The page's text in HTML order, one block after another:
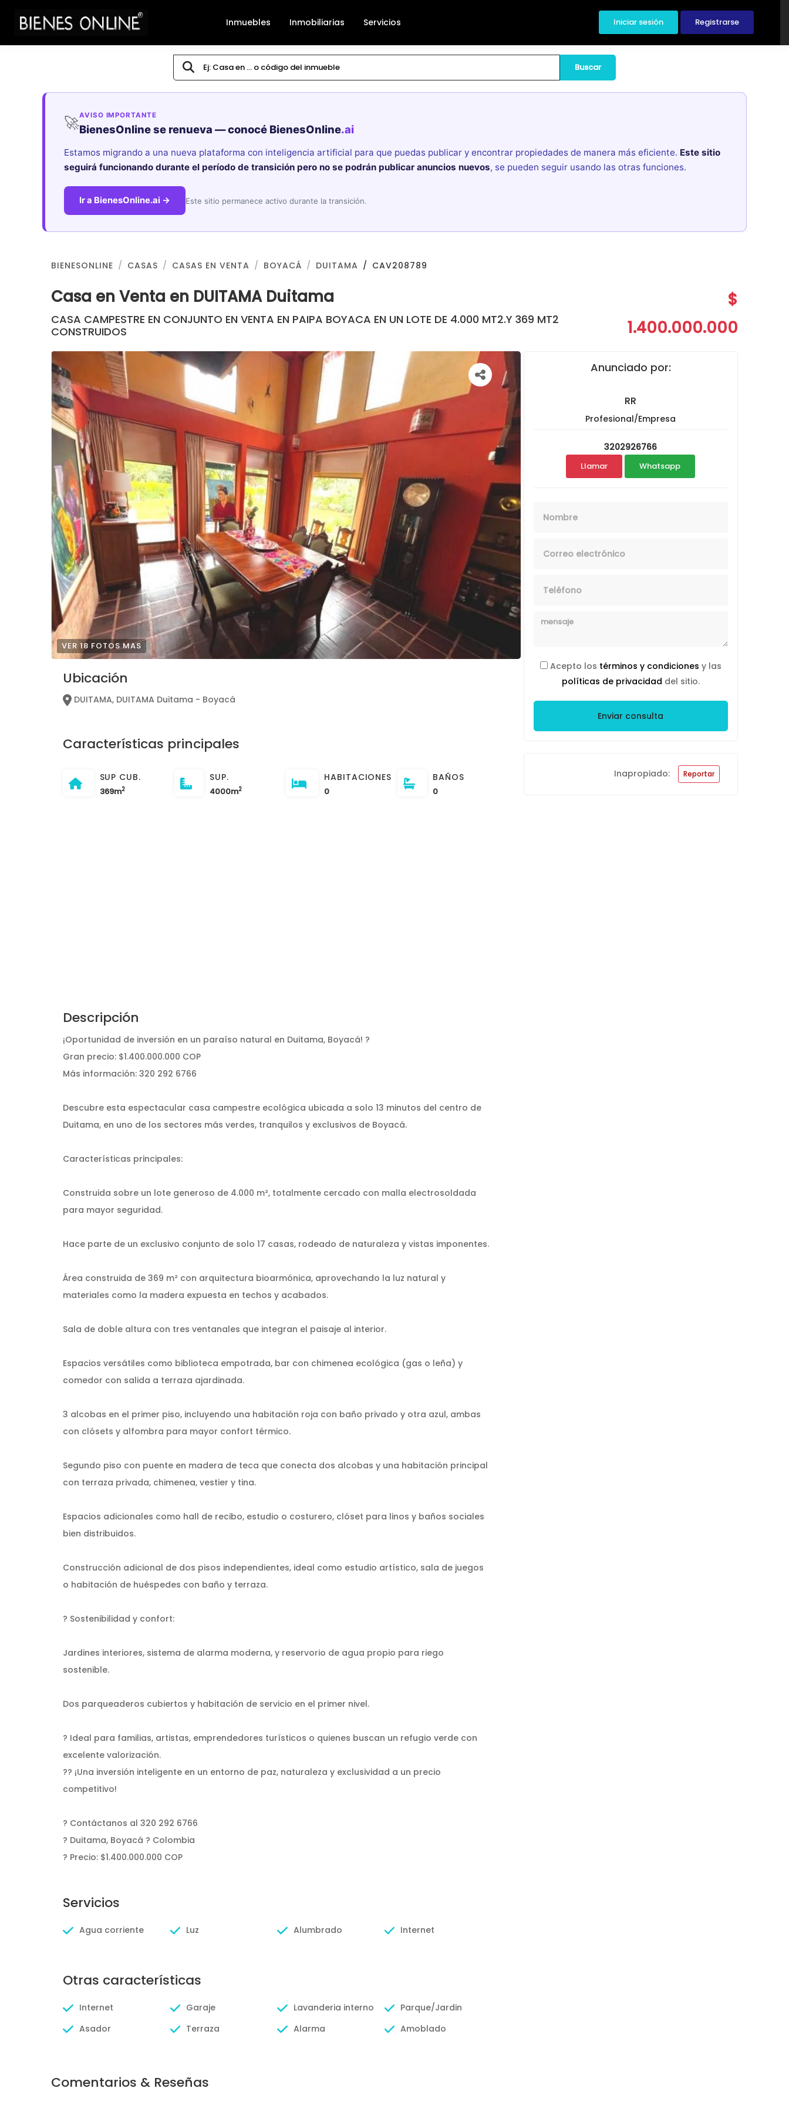
Inmuebles Inmobiliarias Servicios Iniciar sesión Registrarse
Buscar
🚀AVISO IMPORTANTE
BienesOnline se renueva — conocé BienesOnline.ai
Estamos migrando a una nueva plataforma con inteligencia artificial para que puedas publicar y encontrar propiedades de manera más eficiente. Este sitio
seguirá funcionando durante el período de transición pero no se podrán publicar anuncios nuevos, se pueden seguir usando las otras funciones.
Ir a BienesOnline.ai → Este sitio permanece activo durante la transición.
BIENESONLINE CASAS CASAS EN VENTA BOYACÁ DUITAMA CAV208789
Casa en Venta en DUITAMA Duitama
CASA CAMPESTRE EN CONJUNTO EN VENTA EN PAIPA BOYACA EN UN LOTE DE 4.000 MT2.Y 369 MT2
CONSTRUIDOS
$
1.400.000.000
VER 18 FOTOS MAS
Ubicación
DUITAMA, DUITAMA Duitama - Boyacá
Características principales
SUP CUB.
369m2
SUP.
4000m2
HABITACIONES
0
BAÑOS
0
Descripción
¡Oportunidad de inversión en un paraíso natural en Duitama, Boyacá! ?
Gran precio: $1.400.000.000 COP
Más información: 320 292 6766
Descubre esta espectacular casa campestre ecológica ubicada a solo 13 minutos del centro de
Duitama, en uno de los sectores más verdes, tranquilos y exclusivos de Boyacá.
Características principales:
Construida sobre un lote generoso de 4.000 m², totalmente cercado con malla electrosoldada
para mayor seguridad.
Hace parte de un exclusivo conjunto de solo 17 casas, rodeado de naturaleza y vistas imponentes.
Área construida de 369 m² con arquitectura bioarmónica, aprovechando la luz natural y
materiales como la madera expuesta en techos y acabados.
Sala de doble altura con tres ventanales que integran el paisaje al interior.
Espacios versátiles como biblioteca empotrada, bar con chimenea ecológica (gas o leña) y
comedor con salida a terraza ajardinada.
3 alcobas en el primer piso, incluyendo una habitación roja con baño privado y otra azul, ambas
con clósets y alfombra para mayor confort térmico.
Segundo piso con puente en madera de teca que conecta dos alcobas y una habitación principal
con terraza privada, chimenea, vestier y tina.
Espacios adicionales como hall de recibo, estudio o costurero, clóset para linos y baños sociales
bien distribuidos.
Construcción adicional de dos pisos independientes, ideal como estudio artístico, sala de juegos
o habitación de huéspedes con baño y terraza.
? Sostenibilidad y confort:
Jardines interiores, sistema de alarma moderna, y reservorio de agua propio para riego
sostenible.
Dos parqueaderos cubiertos y habitación de servicio en el primer nivel.
? Ideal para familias, artistas, emprendedores turísticos o quienes buscan un refugio verde con
excelente valorización.
?? ¡Una inversión inteligente en un entorno de paz, naturaleza y exclusividad a un precio
competitivo!
? Contáctanos al 320 292 6766
? Duitama, Boyacá ? Colombia
? Precio: $1.400.000.000 COP
Servicios
Agua corriente Luz Alumbrado Internet
Otras características
Internet Garaje Lavanderia interno
Parque/Jardin
Asador
Terraza Alarma Amoblado
Comentarios & Reseñas
Anunciado por:
RR
Profesional/Empresa
3202926766
Llamar Whatsapp
Enviar consulta